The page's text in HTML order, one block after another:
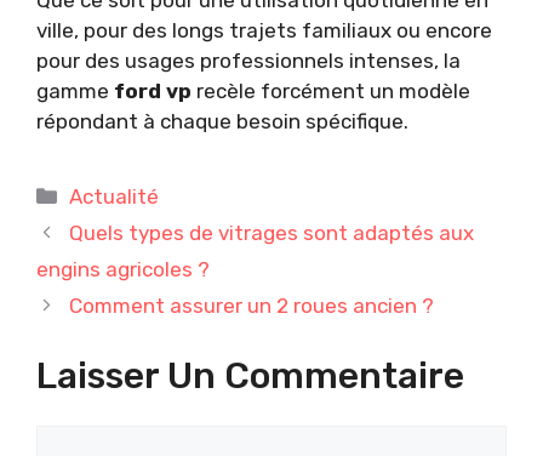
ville, pour des longs trajets familiaux ou encore
pour des usages professionnels intenses, la
gamme ford vp recèle forcément un modèle
répondant à chaque besoin spécifique.
Catégories
Actualité
Quels types de vitrages sont adaptés aux
engins agricoles ?
Comment assurer un 2 roues ancien ?
Laisser Un Commentaire